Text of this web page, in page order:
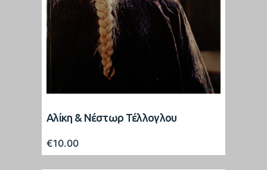
Αλίκη & Νέστωρ Τέλλογλου
€10.00